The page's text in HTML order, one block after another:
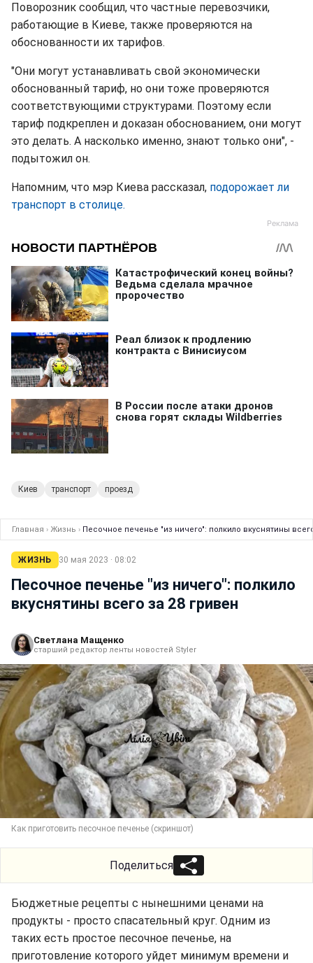
Поворозник сообщил, что частные перевозчики,
работающие в Киеве, также проверяются на
обоснованности их тарифов.
"Они могут устанавливать свой экономически
обоснованный тариф, но они тоже проверяются
соответствующими структурами. Поэтому если
тариф подкреплен и доказан обоснованием, они могут
это делать. А насколько именно, знают только они", -
подытожил он.
Напомним, что мэр Киева рассказал, подорожает ли
транспорт в столице.
Киев транспорт проезд
Главная › Жизнь › Песочное печенье "из ничего": полкило вкуснятины
ЖИЗНЬ 30 мая 2023 · 08:02
Песочное печенье "из ничего": полкило
вкуснятины всего за 28 гривен
Светлана Мащенко
старший редактор ленты новостей Styler
Как приготовить песочное печенье (скриншот)
Поделиться
Бюджетные рецепты с нынешними ценами на
продукты - просто спасательный круг. Одним из
таких есть простое песочное печенье, на
приготовление которого уйдет минимум времени и